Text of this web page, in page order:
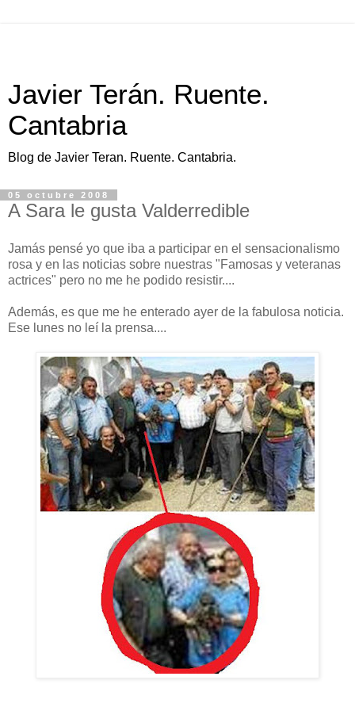
Javier Terán. Ruente.
Cantabria
Blog de Javier Teran. Ruente. Cantabria.
05 octubre 2008
A Sara le gusta Valderredible
Jamás pensé yo que iba a participar en el sensacionalismo
rosa y en las noticias sobre nuestras "Famosas y veteranas
actrices" pero no me he podido resistir....
Además, es que me he enterado ayer de la fabulosa noticia.
Ese lunes no leí la prensa....